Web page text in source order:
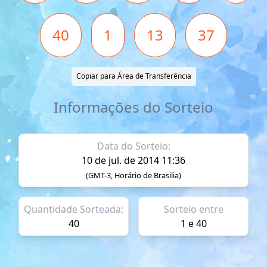
40 1 13 37
Copiar para Área de Transferência
Informações do Sorteio
Data do Sorteio:
10 de jul. de 2014 11:36
(GMT-3, Horário de Brasilia)
Quantidade Sorteada:
40
Sorteio entre
1 e 40